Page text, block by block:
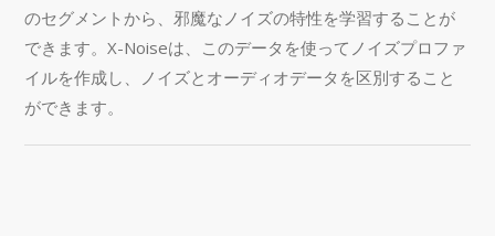
のセグメントから、邪魔なノイズの特性を学習することが
できます。X-Noiseは、このデータを使ってノイズプロファ
イルを作成し、ノイズとオーディオデータを区別すること
ができます。